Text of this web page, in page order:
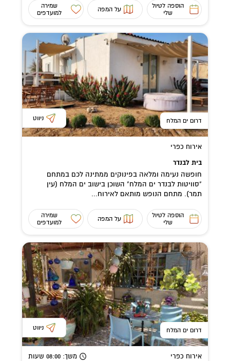
הוספה לטיול
שלי
על המפה
שמירה
למועדפים
דרום ים המלח ניווט
אירוח כפרי
בית לבנדר
חופשה נעימה ומלאה בפינוקים ממתינה לכם במתחם
"סוויטות לבנדר ים המלח" השוכן בישוב ים המלח (עין
תמר). מתחם הנופש מותאם לאירוח...
הוספה לטיול
שלי
על המפה
שמירה
למועדפים
דרום ים המלח ניווט
אירוח כפרי משך: 08:00 שעות